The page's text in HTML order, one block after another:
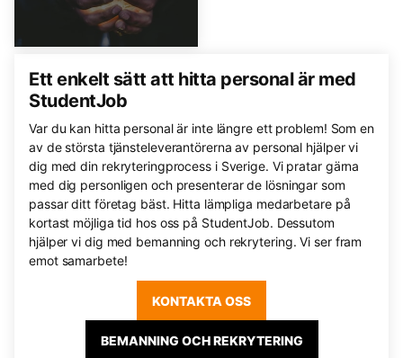
Ett enkelt sätt att hitta personal är med
StudentJob
Var du kan hitta personal är inte längre ett problem! Som en
av de största tjänsteleverantörerna av personal hjälper vi
dig med din rekryteringprocess i Sverige. Vi pratar gärna
med dig personligen och presenterar de lösningar som
passar ditt företag bäst. Hitta lämpliga medarbetare på
kortast möjliga tid hos oss på StudentJob. Dessutom
hjälper vi dig med bemanning och rekrytering. Vi ser fram
emot samarbete!
KONTAKTA OSS
BEMANNING OCH REKRYTERING